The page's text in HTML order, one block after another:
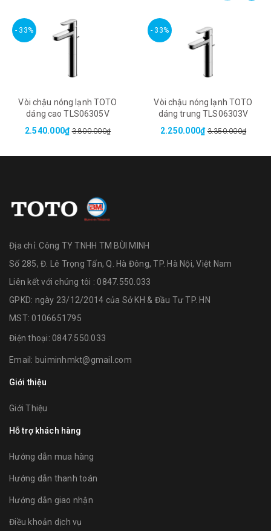
- 33%
Vòi chậu nóng lạnh TOTO
dáng cao TLS06305V
2.540.000₫ 3.800.000₫
- 33%
Vòi chậu nóng lạnh TOTO
dáng trung TLS06303V
2.250.000₫ 3.350.000₫
Địa chỉ:Công TY TNHH TM BÙI MINH
Số 285, Đ. Lê Trọng Tấn, Q. Hà Đông, TP. Hà Nội, Việt Nam
Liên kết với chúng tôi : 0847.550.033
GPKD: ngày 23/12/2014 của Sở KH & Đầu Tư TP. HN
MST: 0106651795
Điện thoại: 0847.550.033
Email: buiminhmkt@gmail.com
Giới thiệu
Giới Thiệu
Hỗ trợ khách hàng
Hướng dẫn mua hàng
Hướng dẫn thanh toán
Hướng dẫn giao nhận
Điều khoản dịch vụ